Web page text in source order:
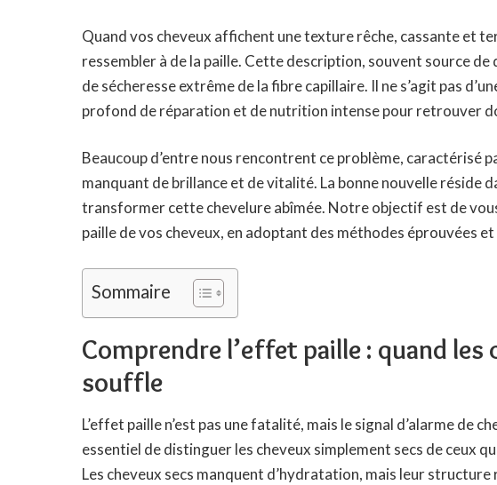
Quand vos cheveux affichent une texture rêche, cassante et
ressembler à de la paille. Cette description, souvent source
de sécheresse extrême de la fibre capillaire. Il ne s’agit pas
profond de réparation et de nutrition intense pour retrouver
Beaucoup d’entre nous rencontrent ce problème, caractérisé
manquant de brillance et de vitalité. La bonne nouvelle réside
transformer cette chevelure abîmée. Notre objectif est de
paille de vos cheveux, en adoptant des méthodes éprouvées
Sommaire
Comprendre l’effet paille : quand les
souffle
L’effet paille n’est pas une fatalité, mais le signal d’alarme de
essentiel de distinguer les cheveux simplement secs de ceux
Les cheveux secs manquent d’hydratation, mais leur